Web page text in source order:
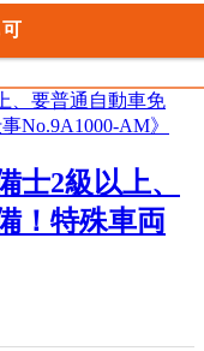
士2級以上、
！特殊車両